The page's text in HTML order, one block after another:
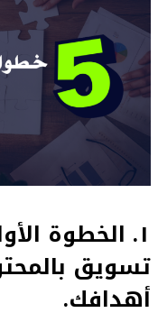
١. الخطوة
تسويق
أهدافك.